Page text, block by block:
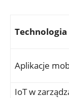
Technologia
Aplikacje
IoT w